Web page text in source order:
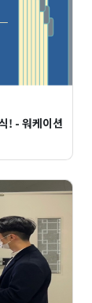
! - 워케이션